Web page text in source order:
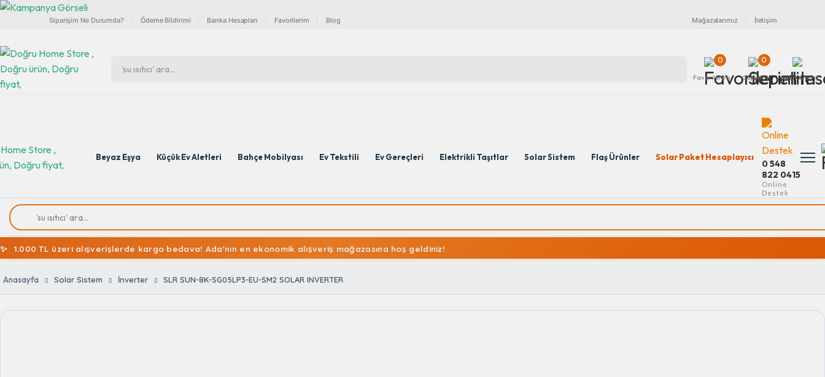
Siparişim Ne Durumda? Ödeme Bildirimi Banka Hesapları Favorilerim Blog Mağazalarımız İletişim
0
Favorilerim
0
Sepetim Kayıt & Giriş
Beyaz Eşya Küçük Ev Aletleri Bahçe Mobilyası Ev Tekstili Ev Gereçleri Elektrikli Taşıtlar Solar Sistem Flaş Ürünler Solar Paket Hesaplayıcı
0 548
822 0415
Online
Destek
✨ 1.000 TL üzeri alışverişlerde kargo bedava! Ada'nın en ekonomik alışveriş mağazasına hoş geldiniz!
Anasayfa Solar Sistem İnverter SLR SUN-8K-SG05LP3-EU-SM2 SOLAR INVERTER